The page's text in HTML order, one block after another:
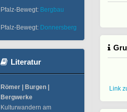
Pfalz-Bewegt: Bergbau
Pfalz-Bewegt: Donnersberg
Literatur
Römer | Burgen |
Bergwerke
Kulturwandern am
Link